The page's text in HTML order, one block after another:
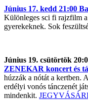
Június 17. kedd 21:00
Különleges sci fi rajzfilm
gyerekeknek. Sok
Június 19. csütörtök
ZENEKAR koncert és
húzzák a nótát a kertben.
erdélyi vonós tánczenét
mindenkit.